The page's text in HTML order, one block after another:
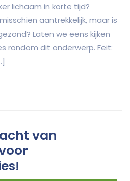
lichaam in korte tijd?
aantrekkelijk, maar is
Laten we eens kijken
rondom dit onderwerp. Feit:
van